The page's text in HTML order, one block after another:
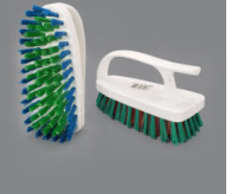
Añadir
a la
lista
de
deseos